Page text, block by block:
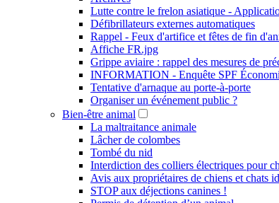
Lutte contre le frelon asiatique -
Défibrillateurs externes automatiques
Rappel - Feux d'artifice et fêtes de fin
Affiche FR.jpg
Grippe aviaire : rappel des mesures de
INFORMATION - Enquête SPF
Tentative d'arnaque au porte-à-porte
Organiser un événement public ?
Bien-être animal
La maltraitance animale
Lâcher de colombes
Tombé du nid
Interdiction des colliers électriques pour
Avis aux propriétaires de chiens et chats
STOP aux déjections canines !